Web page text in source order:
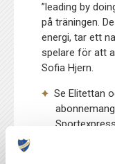
”leading by
på träningen.
energi, tar ett
spelare för att
Sofia Hjern.
Se Elitettan